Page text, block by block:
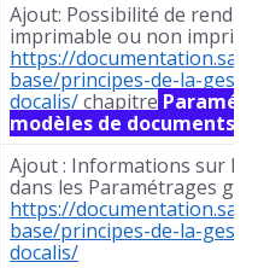
Ajout: Possibilité de
imprimable ou non
https://
base/principes-de-la-
docalis/chapitre
modèles de documents
Ajout : Informations sur la
dans les Paramétrages
https://
base/principes-de-la-
docalis/